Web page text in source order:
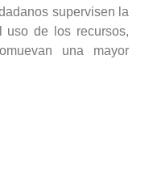
supervisen la
uso de los recursos,
una mayor